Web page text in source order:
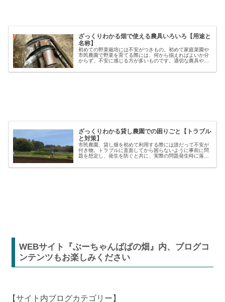
ざっくりわかる畑で使える農具いろいろ【用途と
名称】
初めての野菜栽培には不安がつきもの。初めて家庭菜園や
市民農園で野菜を育てる際には、何から揃えればよいか分
からず、不安に感じる方が多いものです。適切な農具や資
しますが、種類も多く、初心者には...
ざっくりわかる貸し農園での困りごと【トラブル
と対策】
市民農園、貸し畑を初めて利用する際には誰だって不安が
付き物。トラブルに直面してから困らないように事前に問
題を想定し、発生を防ぐと共に、実際の問題発生時に落ち
【困った】と【トラブル】困りごとト...
WEBサイト『ぶーちゃんばばの畑』内、ブログコ
ンテンツもお楽しみください
【サイト内ブログカテゴリー】